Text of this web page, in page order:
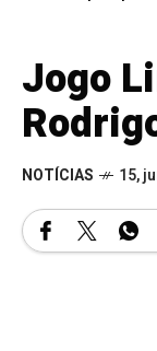
Jogo
NOTÍCIAS 15,